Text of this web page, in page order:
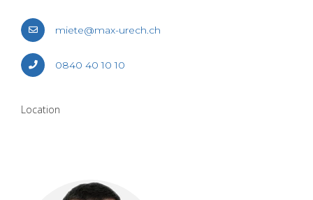
miete@​max-​urech.​ch
0840 40 10 10
Loca­tion